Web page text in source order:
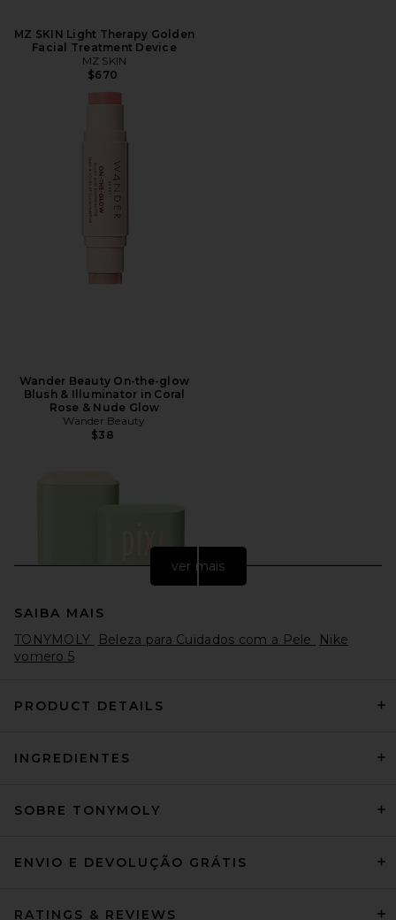
MZ SKIN Light Therapy Golden
Facial Treatment Device
MZ SKIN
$670
Wander Beauty On-the-glow
Blush & Illuminator in Coral
Rose & Nude Glow
Wander Beauty
$38
Pixi
ver mais
SAIBA MAIS
TONYMOLY
Beleza para Cuidados com a Pele
Nike
vomero 5
PRODUCT DETAILS
INGREDIENTES
SOBRE TONYMOLY
ENVIO E DEVOLUÇÃO GRÁTIS
RATINGS & REVIEWS